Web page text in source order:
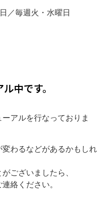
／毎週火・水曜日
中です。
アルを行なっておりま
わるなどがあるかもしれ
ございましたら、
絡ください。